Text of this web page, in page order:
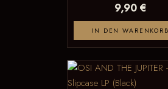
9,90 €
IN DEN WARENKORB